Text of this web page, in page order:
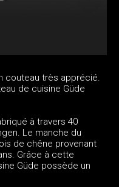
couteau très apprécié.
de cuisine Güde
à travers 40
Le manche du
de chêne provenant
Grâce à cette
Güde possède un